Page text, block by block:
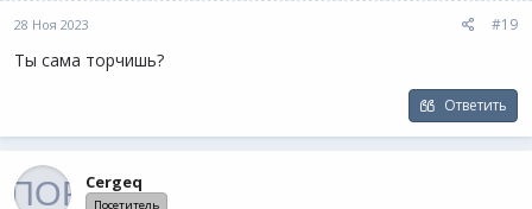
28 Ноя 2023 #19
Ты сама торчишь?
Ответить
Cergeq
Посетитель